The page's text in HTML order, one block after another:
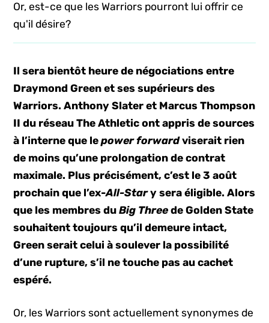
Or, est-ce que les Warriors pourront lui offrir ce
qu'il désire?
Il sera bientôt heure de négociations entre
Draymond Green et ses supérieurs des
Warriors. Anthony Slater et Marcus Thompson
II du réseau The Athletic ont appris de sources
à l’interne que lepower forwardviserait rien
de moins qu’une prolongation de contrat
maximale. Plus précisément, c’est le 3 août
prochain que l’ex-All-Stary sera éligible. Alors
que les membres duBig Three de Golden State
souhaitent toujours qu’il demeure intact,
Green serait celui à soulever la possibilité
d’une rupture, s’il ne touche pas au cachet
espéré.
Or, les Warriors sont actuellement synonymes de